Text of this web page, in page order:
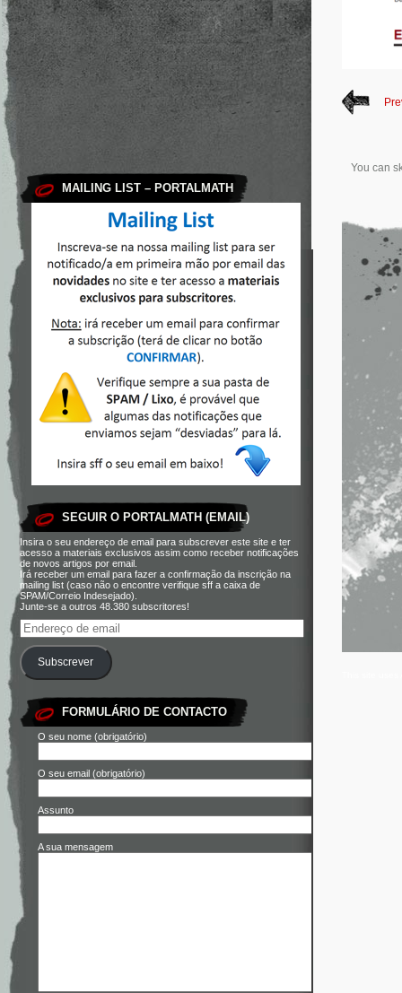
MAILING LIST – PORTALMATH
SEGUIR O PORTALMATH (EMAIL)
Insira o seu endereço de email para subscrever este site e ter
acesso a materiais exclusivos assim como receber notificações
de novos artigos por email.
Irá receber um email para fazer a confirmação da inscrição na
mailing list (caso não o encontre verifique sff a caixa de
SPAM/Correio Indesejado).
Junte-se a outros 48.380 subscritores!
Subscrever
FORMULÁRIO DE CONTACTO
O seu nome (obrigatório)
O seu email (obrigatório)
Assunto
A sua mensagem
You can